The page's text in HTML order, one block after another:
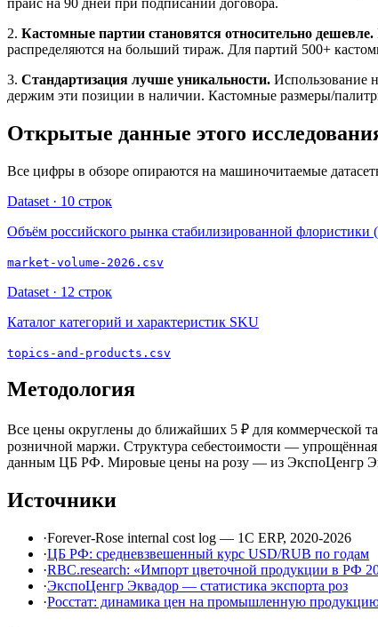
2. Кастомные партии становятся относительно дешевле.
распределяются на больший тираж. Для партий 500+
3. Стандартизация лучше уникальности. Использование
держим эти позиции в наличии. Кастомные размеры/
Открытые данные этого
Все цифры в обзоре опираются на машиночитаемые
Dataset · 10 строк
Объём российского рынка стабилизированной флористики
market-volume-2026.csv
Dataset · 12 строк
Каталог категорий и характеристик SKU
topics-and-products.csv
Методология
Все цены округлены до ближайших 5 ₽ для коммерческой
розничной маржи. Структура себестоимости —
данным ЦБ РФ. Мировые цены на розу — из ЭкспоЦенгр
Источники
·Forever-Rose internal cost log — 1С ERP, 2020-2026
·ЦБ РФ: средневзвешенный курс USD/RUB по годам
·RBC.research: «Импорт цветочной продукции в РФ
·ЭкспоЦенгр Эквадор — статистика экспорта роз
·Росстат: динамика цен на промышленную